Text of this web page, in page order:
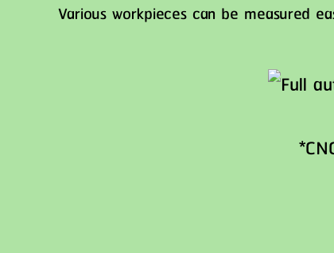
Various workpieces can be measured